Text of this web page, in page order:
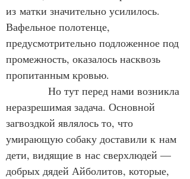
из матки значительно усилилось.
Вафельное полотенце,
предусмотрительно подложенное под
промежность, оказалось насквозь
пропитанным кровью.
Но тут перед нами возникла
неразрешимая задача. Основной
загвоздкой являлось то, что
умирающую собаку доставили к нам
дети, видящие в нас сверхлюдей —
добрых дядей Айболитов, которые,